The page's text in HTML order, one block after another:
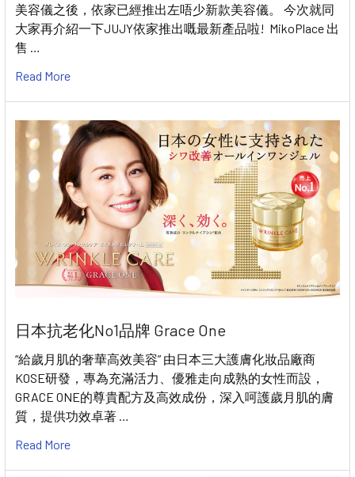
美容儀之後，依家已經推出左唔少新款美容儀。 今次就同
大家再介紹一下JUJY依家推出嘅最新產品啦! MikoPlace 出
售 …
Read More
日本抗老化No1品牌 Grace One
“給歲月肌的奢華高效美容” 由日本三大護膚化妝品廠商
KOSE研發，專為充滿活力、優雅走向成熟的女性而設，
GRACE ONE的尊貴配方及高效成份，深入呵護歲月肌的膚
質，提供功效卓著 …
Read More